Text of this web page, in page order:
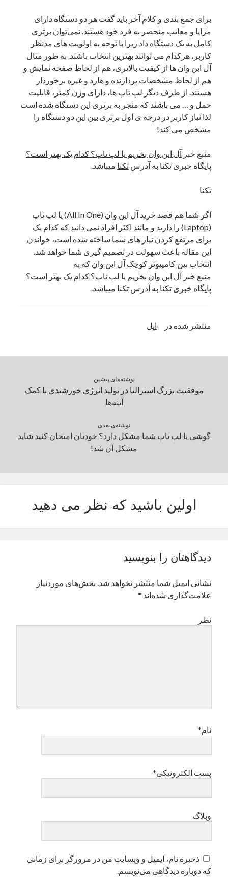
برای جمع بندی و کلام آخر باید گفت هر دو دستگاه دارای
مزایا و معایب منحصر به فرد خود هستند. نمی‌توان برتری
کامل به یک دستگاه داد زیرا با توجه به اولویت ‌های مدنظر
کاربر، هرکدام می توانند بهترین انتخاب باشند. به طور مثال
آل این وان ها از کیفیت بالاتری، هم از لحاظ صفحه نمایش و
هم از لحاظ مشخصات پردازنده و هارد و غیره برخوردار
هستند. از طرف دیگر لپ تاپ ها، دارای وزن کمتر، قابلیت
حمل و … می باشند که منجر به برتری این دستگاه شده است
لذا نیاز کاربر در درجه ی اول برتری بین این دو دستگاه را
مشخص می کند!
منبع خبرآل این وان بخریم یا لپ تاپ؟ کدام یک بهتر است؟
پایگاه خبری تکنا به آدرستکنا میباشد.
تکنا
اگر شما هم قصد خرید آل این وان (All In One) یا لپ تاپ
(Laptop) را دارید و مانند اکثر افراد نمی دانید که کدام یک
برای مرتفع کردن نیاز های شما ساخته شده است، خواندن
این مقاله باعث سهولت در تصمیم گیری شما خواهد شد.
انتخاب بین کامپیوتر کوچک آل این وان که به
منبع خبر آل این وان بخریم یا لپ تاپ؟ کدام یک بهتر است؟
پایگاه خبری تکنا به آدرس تکنا میباشد.
منتشر شده در اپل
نوشته‌های پیشین
موفقیت بزرگ استرالیا در تولید انرژی خورشیدی با کمک
آینه‌ها
نوشته‌ی بعدی
گوشی یا لپ تاپ شما مشکل دارد؟ خودتان امتحان کنید شاید
مشکل آن شد!
اولین باشید که نظر می دهید
دیدگاهتان را بنویسید
نشانی ایمیل شما منتشر نخواهد شد. بخش‌های موردنیاز
علامت‌گذاری شده‌اند *
نظر
نام*
پست الکترونیکی*
وبلاگ
ذخیره نام، ایمیل و وبسایت من در مرورگر برای زمانی
که دوباره دیدگاهی می‌نویسم.